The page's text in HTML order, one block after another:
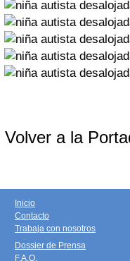
Volver a la
Inicio
Contacto
Trabaja con nosotros
Dossier de Prensa
F.A.Q.